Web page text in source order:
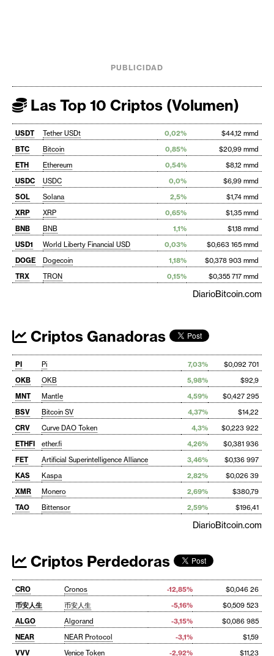
PUBLICIDAD
Las Top 10 Criptos (Volumen)
USDT Tether USDt 0,02%
$44,12 mmd
BTC
Bitcoin 0,85%
$20,99 mmd
ETH
Ethereum 0,54%
$8,12 mmd
USDC
USDC 0,0%
$6,99 mmd
SOL
Solana 2,5%
$1,74 mmd
XRP
XRP 0,65%
$1,35 mmd
BNB
BNB 1,1%
$1,18 mmd
USD1
World Liberty Financial USD 0,03%
$0,663 165 mmd
DOGE
Dogecoin 1,18%
$0,378 903 mmd
TRX
TRON 0,15% $0,355 717 mmd
DiarioBitcoin.com
Criptos Ganadoras
PI Pi 7,03%
$0,092 701
OKB
OKB 5,98%
$92,9
MNT
Mantle 4,59%
$0,427 295
BSV
Bitcoin SV 4,37%
$14,22
CRV
Curve DAO Token 4,3%
$0,223 922
ETHFI
ether.fi 4,26%
$0,381 936
FET
Artificial Superintelligence Alliance 3,46%
$0,136 997
KAS
Kaspa 2,82%
$0,026 39
XMR
Monero 2,69%
$380,79
TAO
Bittensor 2,59% $196,41
DiarioBitcoin.com
Criptos Perdedoras
CRO Cronos -12,85%
$0,046 26
币安人生
币安人生 -5,16%
$0,509 523
ALGO
Algorand -3,15%
$0,086 985
NEAR
NEAR Protocol -3,1%
$1,59
VVV
Venice Token -2,92%
$11,23